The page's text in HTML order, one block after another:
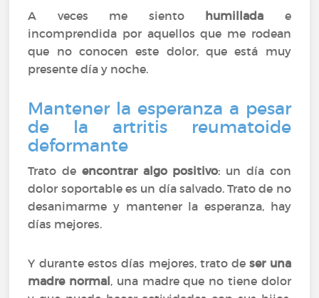
A veces me siento humillada e
incomprendida por aquellos que me rodean
que no conocen este dolor, que está muy
presente día y noche.
Mantener la esperanza a pesar
de la artritis reumatoide
deformante
Trato de encontrar algo positivo: un día con
dolor soportable es un día salvado. Trato de no
desanimarme y mantener la esperanza, hay
días mejores.
Y durante estos días mejores, trato deser una
madre normal, una madre que no tiene dolor